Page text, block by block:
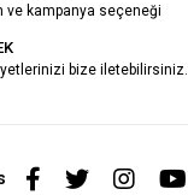
ve kampanya seçeneği
bize iletebilirsiniz.